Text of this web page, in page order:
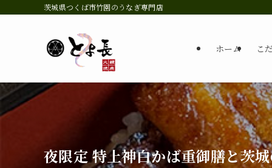
茨城県つくば市竹園のうなぎ専門店
ホーム こ
夜限定 特上神白かば重御膳と茨